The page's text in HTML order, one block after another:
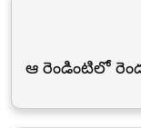
ఆ రెండింటిలో